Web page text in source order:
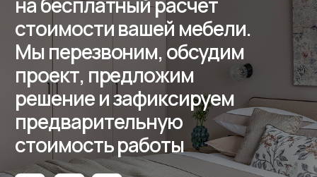
Главная
Наши работы
Проекты
О компании
Дизайнерам
Отзывы
Контакты
ООО «Мебель-Королей»
ИНН 7707779585
КПП 770701001
ОГРН 1127746504654
Реквизиты
+7 (495) 744-74-20
Мессенджеры
г. Москва, шоссе
Энтузиастов 48/1